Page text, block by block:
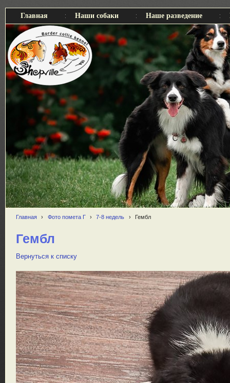
Главная Наши собаки Наше разведение
Главная › Фото помета Г › 7-8 недель › Гембл
Гембл
Вернуться к списку